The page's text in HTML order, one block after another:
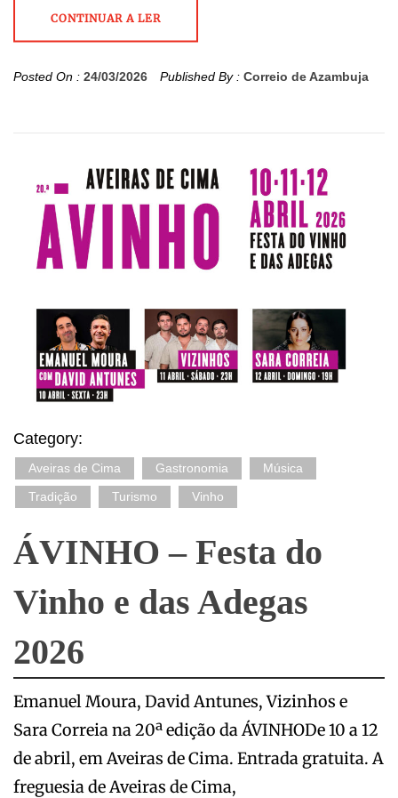
CONTINUAR A LER
Posted On : 24/03/2026 Published By : Correio de Azambuja
Category:
Aveiras de Cima Gastronomia
Música
Tradição
Turismo Vinho
ÁVINHO – Festa do
Vinho e das Adegas
2026
Emanuel Moura, David Antunes, Vizinhos e
Sara Correia na 20ª edição da ÁVINHODe 10 a 12
de abril, em Aveiras de Cima. Entrada gratuita. A
freguesia de Aveiras de Cima,